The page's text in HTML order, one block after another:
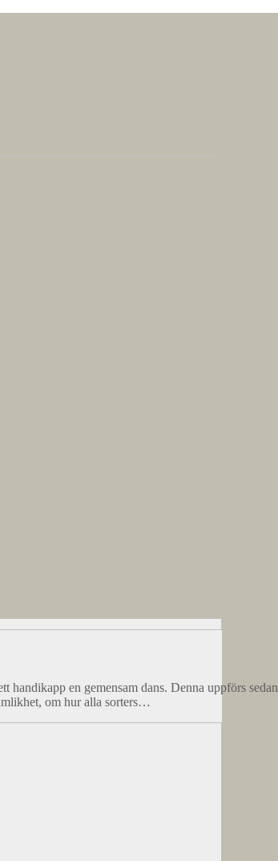
en gemensam dans. Denna uppförs
om hur alla sorters…